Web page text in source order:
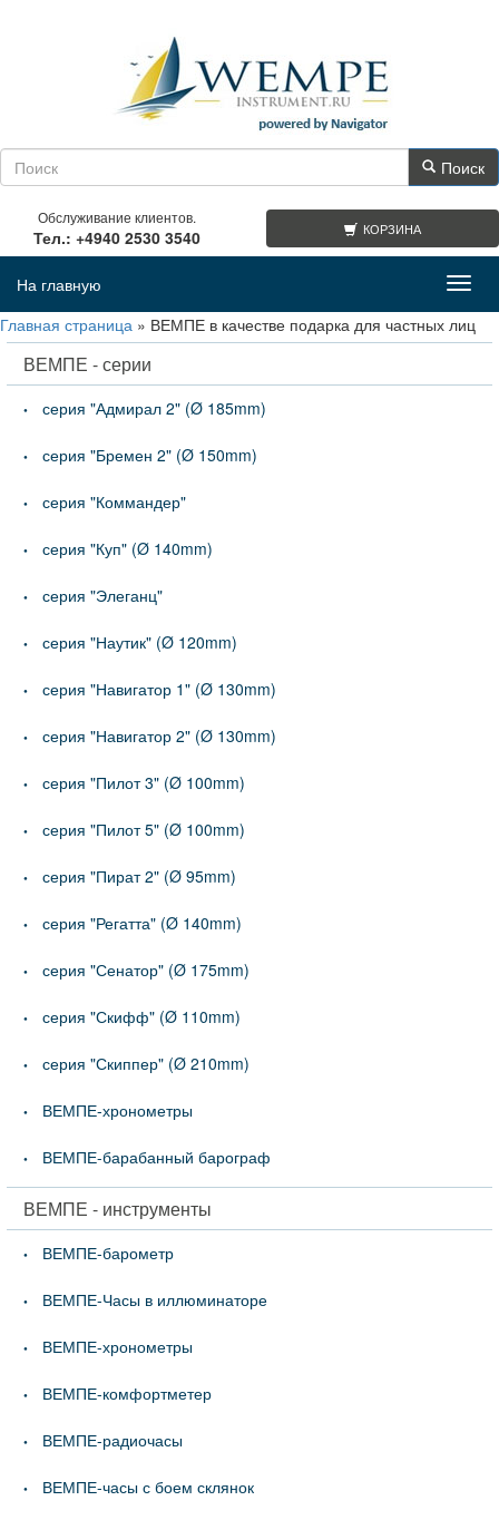
Поиск
Обслуживание клиентов.
Тел.: +4940 2530 3540 КОРЗИНА
На главную
Главная страница » ВЕМПЕ в качестве подарка для частных лиц
ВЕМПЕ - серии
серия "Адмирал 2" (Ø 185mm)
серия "Бремен 2" (Ø 150mm)
серия "Коммандер"
серия "Куп" (Ø 140mm)
серия "Элеганц"
серия "Наутик" (Ø 120mm)
серия "Навигатор 1" (Ø 130mm)
серия "Навигатор 2" (Ø 130mm)
серия "Пилот 3" (Ø 100mm)
серия "Пилот 5" (Ø 100mm)
серия "Пират 2" (Ø 95mm)
серия "Регатта" (Ø 140mm)
серия "Сенатор" (Ø 175mm)
серия "Скифф" (Ø 110mm)
серия "Скиппер" (Ø 210mm)
ВЕМПЕ-хронометры
ВЕМПЕ-барабанный барограф
ВЕМПЕ - инструменты
ВЕМПЕ-барометр
ВЕМПЕ-Часы в иллюминаторе
ВЕМПЕ-хронометры
ВЕМПЕ-комфортметер
ВЕМПЕ-радиочасы
ВЕМПЕ-часы с боем склянок